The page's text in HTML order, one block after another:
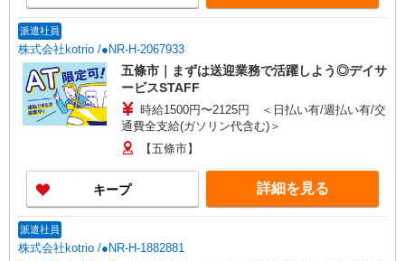
派遣社員
株式会社kotrio /●NR-H-2067933
五條市｜まずは送迎業務で活躍しよう◎デイサ
ービスSTAFF
時給1500円〜2125円 ＜日払い有/週払い有/交
通費全支給(ガソリン代含む)＞
【五條市】
キープ 詳細を見る
派遣社員
株式会社kotrio /●NR-H-1882881